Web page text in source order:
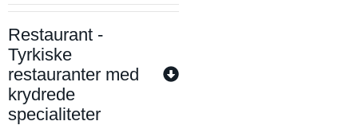
Restaurant -
Tyrkiske
restauranter med
krydrede
specialiteter